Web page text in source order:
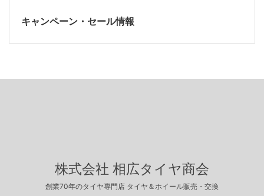
キャンペーン・セール情報
株式会社 相広タイヤ商会
創業70年のタイヤ専門店 タイヤ＆ホイール販売・交換